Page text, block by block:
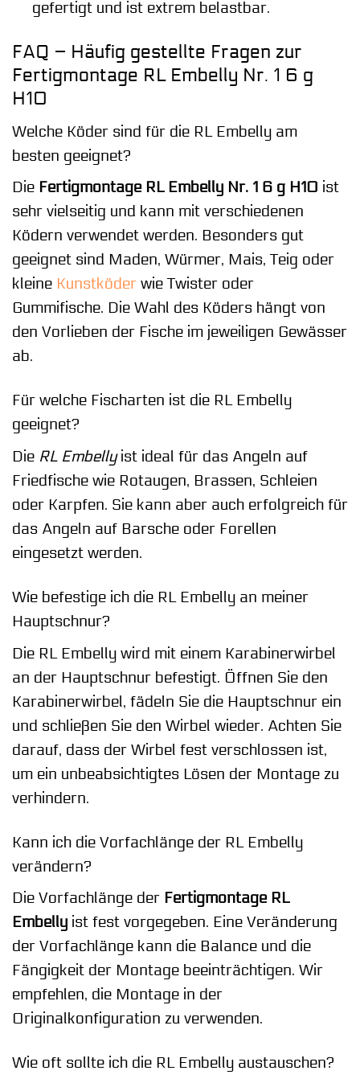
gefertigt und ist extrem belastbar.
FAQ – Häufig gestellte Fragen zur
Fertigmontage RL Embelly Nr. 1 6 g
H10
Welche Köder sind für die RL Embelly am
besten geeignet?
Die Fertigmontage RL Embelly Nr. 1 6 g H10 ist
sehr vielseitig und kann mit verschiedenen
Ködern verwendet werden. Besonders gut
geeignet sind Maden, Würmer, Mais, Teig oder
kleine Kunstköder wie Twister oder
Gummifische. Die Wahl des Köders hängt von
den Vorlieben der Fische im jeweiligen Gewässer
ab.
Für welche Fischarten ist die RL Embelly
geeignet?
Die RL Embellyist ideal für das Angeln auf
Friedfische wie Rotaugen, Brassen, Schleien
oder Karpfen. Sie kann aber auch erfolgreich für
das Angeln auf Barsche oder Forellen
eingesetzt werden.
Wie befestige ich die RL Embelly an meiner
Hauptschnur?
Die RL Embelly wird mit einem Karabinerwirbel
an der Hauptschnur befestigt. Öffnen Sie den
Karabinerwirbel, fädeln Sie die Hauptschnur ein
und schließen Sie den Wirbel wieder. Achten Sie
darauf, dass der Wirbel fest verschlossen ist,
um ein unbeabsichtigtes Lösen der Montage zu
verhindern.
Kann ich die Vorfachlänge der RL Embelly
verändern?
Die Vorfachlänge der Fertigmontage RL
Embelly ist fest vorgegeben. Eine Veränderung
der Vorfachlänge kann die Balance und die
Fängigkeit der Montage beeinträchtigen. Wir
empfehlen, die Montage in der
Originalkonfiguration zu verwenden.
Wie oft sollte ich die RL Embelly austauschen?